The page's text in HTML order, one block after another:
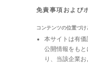
免責事項および
コンテンツの位置づけ
本サイトは有
公開情報をも
り、当該企業